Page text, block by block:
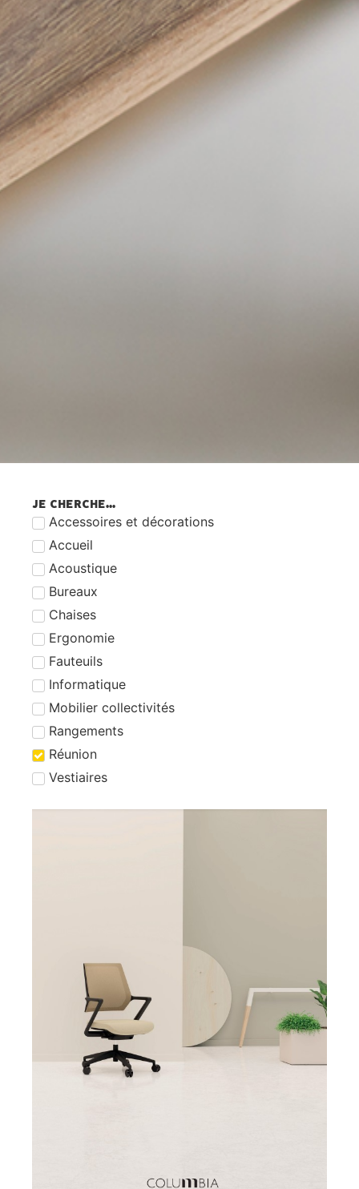
JE CHERCHE...
Accessoires et décorations
Accueil
Acoustique
Bureaux
Chaises
Ergonomie
Fauteuils
Informatique
Mobilier collectivités
Rangements
Réunion
Vestiaires